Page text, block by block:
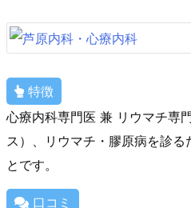
特徴
心療内科専門医 兼 リウマチ専
ス）、リウマチ・膠原病を診
とです。
口コミ